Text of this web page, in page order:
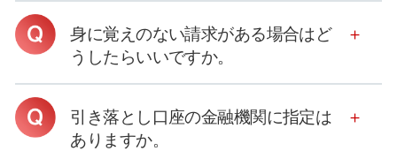
身に覚えのない請求がある場合はど
うしたらいいですか。
引き落とし口座の金融機関に指定は
ありますか。